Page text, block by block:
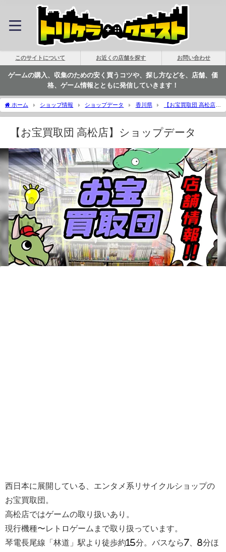
このサイトについて お近くの店舗を探す お問い合わせ
ゲームの購入、収集のための安く買うコツや、探し方などを、店舗、価
格、ゲーム情報とともに発信していきます！
ホーム ショップ情報 ショップデータ 香川県
【お宝買取団 高松店】
ショップデータ | トリケラクエスト
【お宝買取団 高松店】ショップデータ
西日本に展開している、エンタメ系リサイクルショップの
お宝買取団。
高松店ではゲームの取り扱いあり。
現行機種〜レトロゲームまで取り扱っています。
琴電長尾線「林道」駅より徒歩約15分。バスなら7、8分ほ